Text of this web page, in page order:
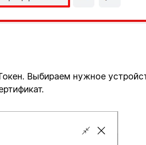
Выбираем нужное